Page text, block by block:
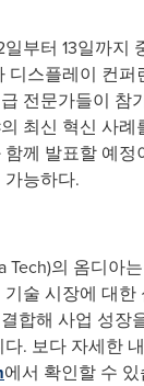
일부터 13일까지
디스플레이 컨퍼
전문가들이 참
최신 혁신 사례
함께 발표할 예정
가능하다.
Tech)의 옴디아
술 시장에 대한
합해 사업 성장
. 보다 자세한
에서 확인할 수